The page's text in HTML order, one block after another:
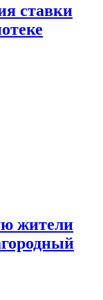
ставки
жители